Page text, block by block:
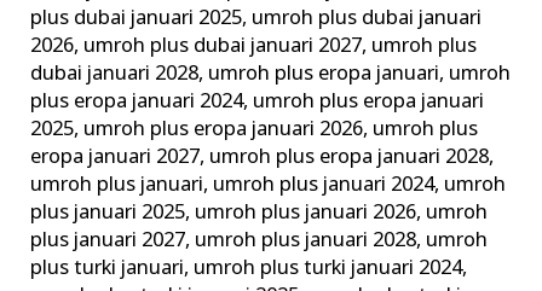
plus dubai januari 2025, umroh plus dubai januari
2026, umroh plus dubai januari 2027, umroh plus
dubai januari 2028, umroh plus eropa januari, umroh
plus eropa januari 2024, umroh plus eropa januari
2025, umroh plus eropa januari 2026, umroh plus
eropa januari 2027, umroh plus eropa januari 2028,
umroh plus januari, umroh plus januari 2024, umroh
plus januari 2025, umroh plus januari 2026, umroh
plus januari 2027, umroh plus januari 2028, umroh
plus turki januari, umroh plus turki januari 2024,